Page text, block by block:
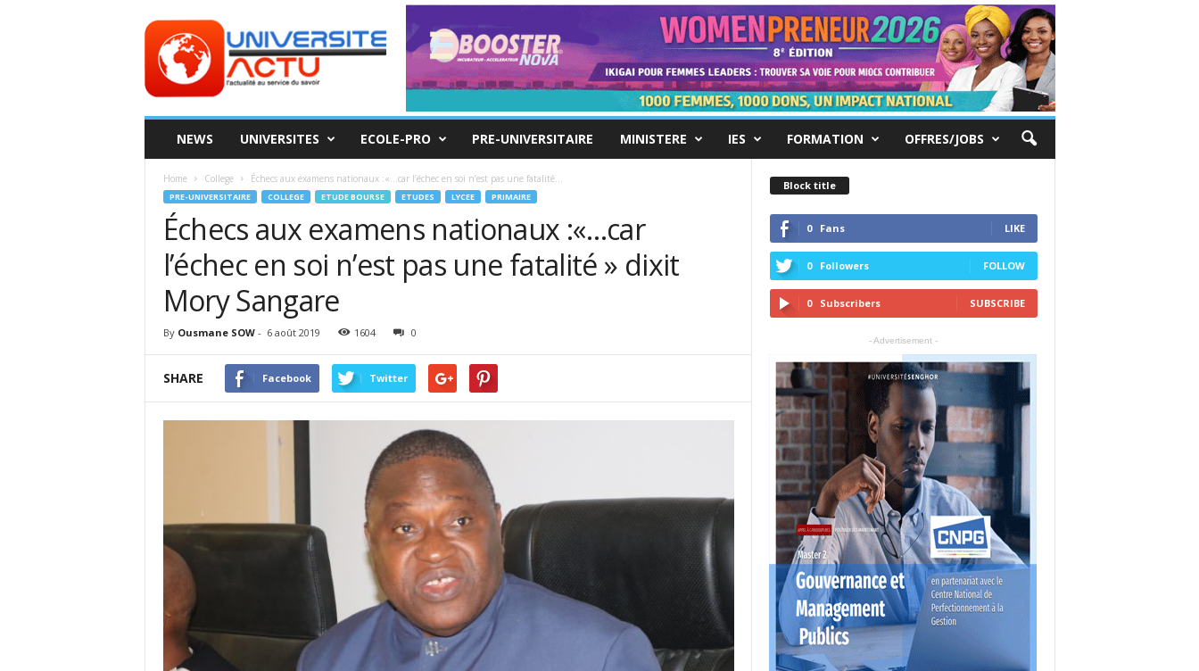
ACTU
NEWS UNIVERSITES ECOLE-PRO PRE-UNIVERSITAIRE MINISTERE IES FORMATION OFFRES/JOBS
Home College Échecs aux examens nationaux :«…car l’échec en soi n’est pas une fatalité...
PRE-UNIVERSITAIRE COLLEGE ETUDE BOURSE ETUDES LYCEE PRIMAIRE
Échecs aux examens nationaux :«…car
l’échec en soi n’est pas une fatalité » dixit
Mory Sangare
By Ousmane SOW- 6 août 2019 1604 0
SHARE Facebook Twitter
Block title
0 Fans LIKE
0 Followers FOLLOW
0 Subscribers SUBSCRIBE
- Advertisement -